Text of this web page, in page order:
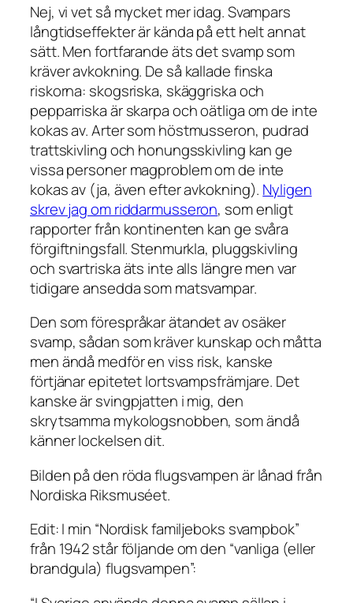
Nej, vi vet så mycket mer idag. Svampars
långtidseffekter är kända på ett helt annat
sätt. Men fortfarande äts det svamp som
kräver avkokning. De så kallade finska
riskorna: skogsriska, skäggriska och
pepparriska är skarpa och oätliga om de inte
kokas av. Arter som höstmusseron, pudrad
trattskivling och honungsskivling kan ge
vissa personer magproblem om de inte
kokas av (ja, även efter avkokning). Nyligen
skrev jag om riddarmusseron, som enligt
rapporter från kontinenten kan ge svåra
förgiftningsfall. Stenmurkla, pluggskivling
och svartriska äts inte alls längre men var
tidigare ansedda som matsvampar.
Den som förespråkar ätandet av osäker
svamp, sådan som kräver kunskap och måtta
men ändå medför en viss risk, kanske
förtjänar epitetet lortsvampsfrämjare. Det
kanske är svingpjatten i mig, den
skrytsamma mykologsnobben, som ändå
känner lockelsen dit.
Bilden på den röda flugsvampen är lånad från
Nordiska Riksmuséet.
Edit: I min “Nordisk familjeboks svampbok”
från 1942 står följande om den “vanliga (eller
brandgula) flugsvampen”: